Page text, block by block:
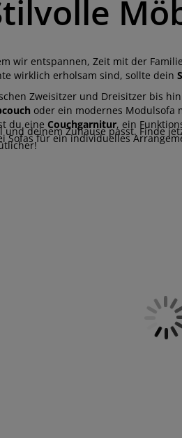
wir entspannen, Zeit mit der
wirklich erholsam sind, sollte dein
Zweisitzer und Dreisitzer bis
oder ein modernes Modulsofa
du eine Couchgarnitur, ein
Sofas für ein individuelles
und deinem Zuhause passt. Finde